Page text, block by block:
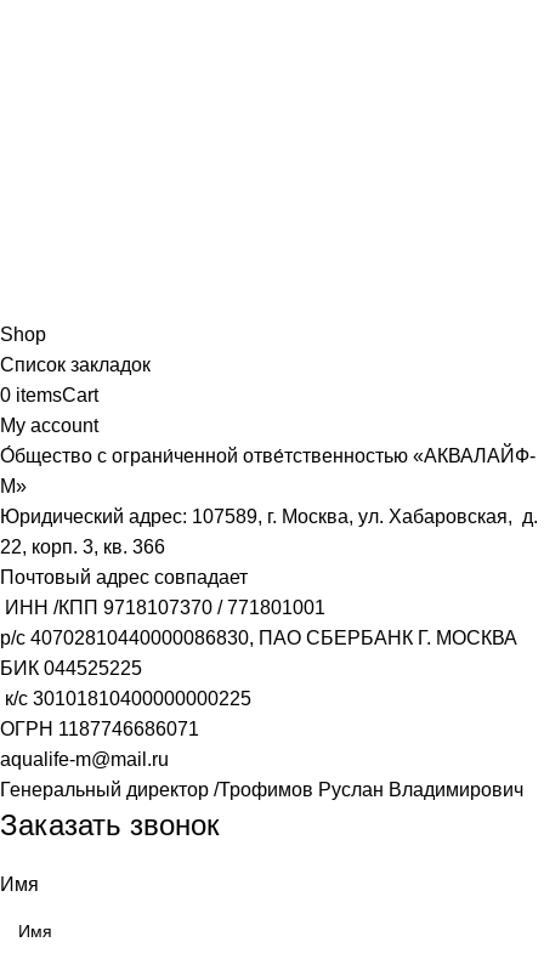
Shop
Список закладок
0 itemsCart
My account
О́бщество с ограни́ченной отве́тственностью «АКВАЛАЙФ-
М»
Юридический адрес: 107589, г. Москва, ул. Хабаровская, д.
22, корп. 3, кв. 366
Почтовый адрес совпадает
ИНН /КПП 9718107370 /771801001
р/с 40702810440000086830, ПАО СБЕРБАНК Г. МОСКВА
БИК 044525225
к/с 30101810400000000225
ОГРН 1187746686071
aqualife-m@mail.ru
Генеральный директор /Трофимов Руслан Владимирович
Заказать звонок
Имя